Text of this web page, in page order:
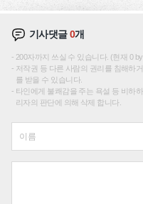
기사댓글0개
200자까지 쓰실 수 있습니다. (현재 0
저작권 등 다른 사람의 권리를 침해하
를 받을 수 있습니다.
타인에게 불쾌감을 주는 욕설 등 비하
리자의 판단에 의해 삭제 합니다.